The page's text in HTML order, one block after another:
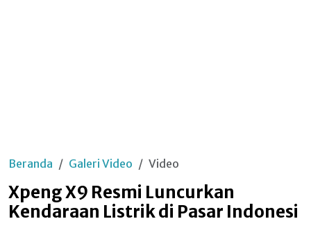
Beranda Galeri Video Video
Xpeng X9 Resmi Luncurkan
Kendaraan Listrik di Pasar Indonesi